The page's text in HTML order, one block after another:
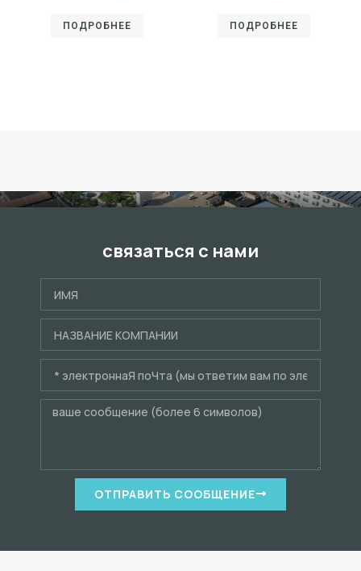
ПОДРОБНЕЕ ПОДРОБНЕЕ
связаться с нами
ОТПРАВИТЬ СООБЩЕНИЕ